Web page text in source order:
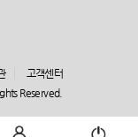
고객센터
Reserved.